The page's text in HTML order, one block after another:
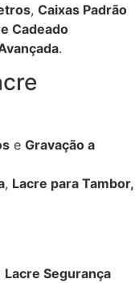
, Caixas Padrão
Cadeado
.
e Gravação a
, Lacre para Tambor,
Lacre Segurança